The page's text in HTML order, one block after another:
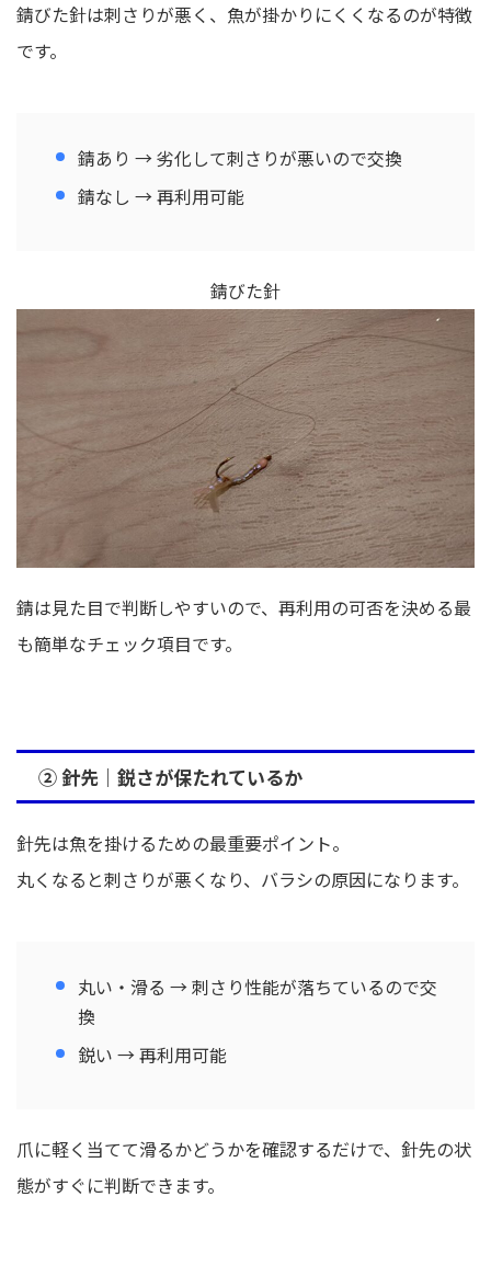
錆びた針は刺さりが悪く、魚が掛かりにくくなるのが特徴
です。
錆あり → 劣化して刺さりが悪いので交換
錆なし → 再利用可能
錆びた針
錆は見た目で判断しやすいので、再利用の可否を決める最
も簡単なチェック項目です。
② 針先｜鋭さが保たれているか
針先は魚を掛けるための最重要ポイント。
丸くなると刺さりが悪くなり、バラシの原因になります。
丸い・滑る → 刺さり性能が落ちているので交
換
鋭い → 再利用可能
爪に軽く当てて滑るかどうかを確認するだけで、針先の状
態がすぐに判断できます。